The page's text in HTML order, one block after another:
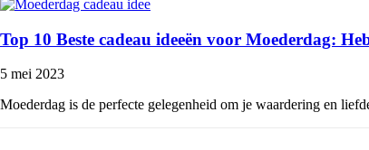
Top 10 Beste cadeau ideeën voor Moederdag:
5 mei 2023
Moederdag is de perfecte gelegenheid om je waardering en